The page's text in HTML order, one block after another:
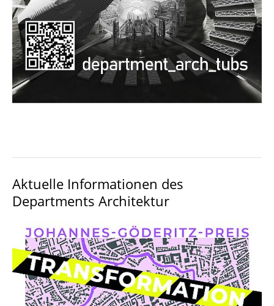
Aktuelle Informationen des
Departments Architektur